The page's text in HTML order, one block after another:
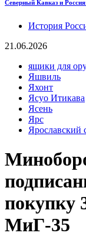
Северный Кавказ и
История
21.06.2026
ящики для
Яшвиль
Яхонт
Ясуо Итикава
Ясень
Ярс
Ярославский
покупку
МиГ-35